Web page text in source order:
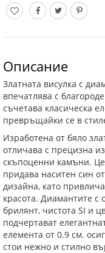
Описание
Златната висулка с
впечатлява с
съчетава класическа
превръщайки се в
Изработена от бяло
отличава с прецизна
скъпоценни камъни.
придава наситен син
дизайна, като
красота. Диамантите с
брилянт, чистота SI и
подчертават
елемента от 0.9 см.
стои нежно и стилно